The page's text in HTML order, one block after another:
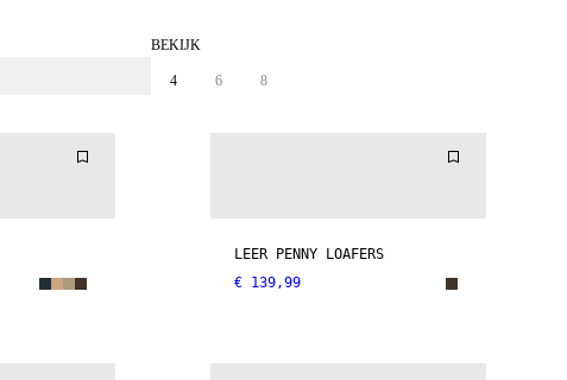
BEKIJK
4 6 8
LEER PENNY LOAFERS
€ 139,99